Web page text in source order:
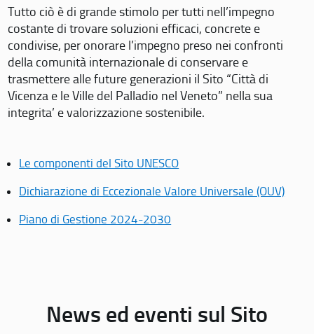
Tutto ciò è di grande stimolo per tutti nell’impegno
costante di trovare soluzioni efficaci, concrete e
condivise, per onorare l’impegno preso nei confronti
della comunità internazionale di conservare e
trasmettere alle future generazioni il Sito “Città di
Vicenza e le Ville del Palladio nel Veneto” nella sua
integrita’ e valorizzazione sostenibile.
Le componenti del Sito UNESCO
Dichiarazione di Eccezionale Valore Universale (OUV)
Piano di Gestione 2024-2030
News ed eventi sul Sito